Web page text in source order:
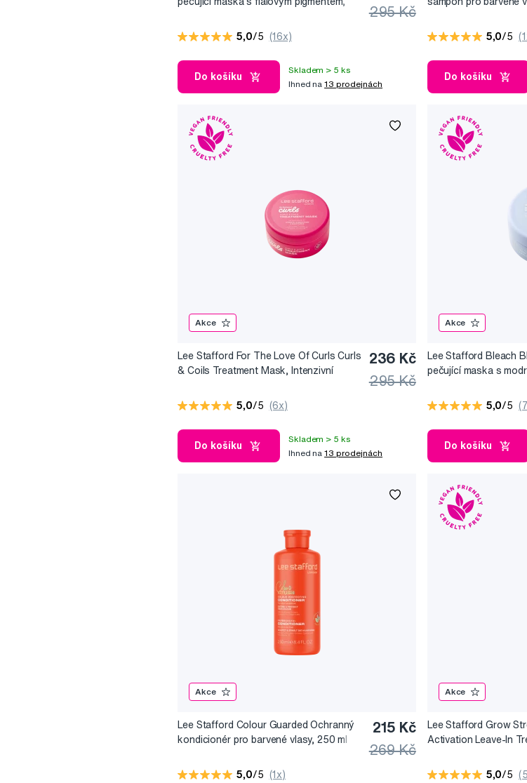
295 Kč
5,0/5 (16x)
Do košíku
Skladem > 5 ks
Ihned na13 prodejnách
5,0/5
Do košíku
Akce
Lee Stafford For The Love Of Curls Curls
& Coils Treatment Mask, Intenzivní
vlasy, 200 ml
236 Kč
295 Kč
5,0/5 (6x)
Do košíku
Skladem > 5 ks
Ihned na13 prodejnách
Akce
Lee Stafford Bleach
pečující maska s
5,0/5
Do košíku
Akce
Lee Stafford Colour Guarded Ochranný
kondicionér pro barvené vlasy, 250 ml
215 Kč
269 Kč
5,0/5 (1x)
Akce
Lee Stafford Grow
Activation Leave-In
5,0/5